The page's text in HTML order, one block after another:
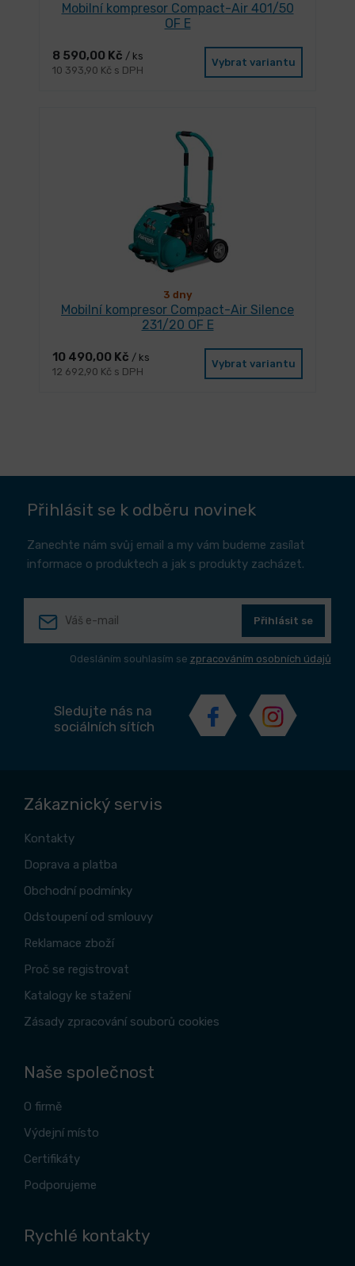
Mobilní kompresor Compact-Air 401/50
OF E
8 590,00 Kč / ks
10 393,90 Kč s DPH
Vybrat variantu
3 dny
Mobilní kompresor Compact-Air Silence
231/20 OF E
10 490,00 Kč / ks
12 692,90 Kč s DPH
Vybrat variantu
Přihlásit se k odběru novinek
Zanechte nám svůj email a my vám budeme zasílat
informace o produktech a jak s produkty zacházet.
Přihlásit se
Odesláním souhlasím se zpracováním osobních údajů
Sledujte nás na
sociálních sítích
Zákaznický servis
Kontakty
Doprava a platba
Obchodní podmínky
Odstoupení od smlouvy
Reklamace zboží
Proč se registrovat
Katalogy ke stažení
Zásady zpracování souborů cookies
Naše společnost
O firmě
Výdejní místo
Certifikáty
Podporujeme
Rychlé kontakty